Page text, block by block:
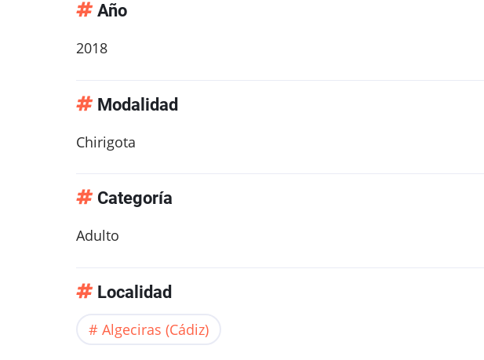
Año
2018
Modalidad
Chirigota
Categoría
Adulto
Localidad
Algeciras (Cádiz)